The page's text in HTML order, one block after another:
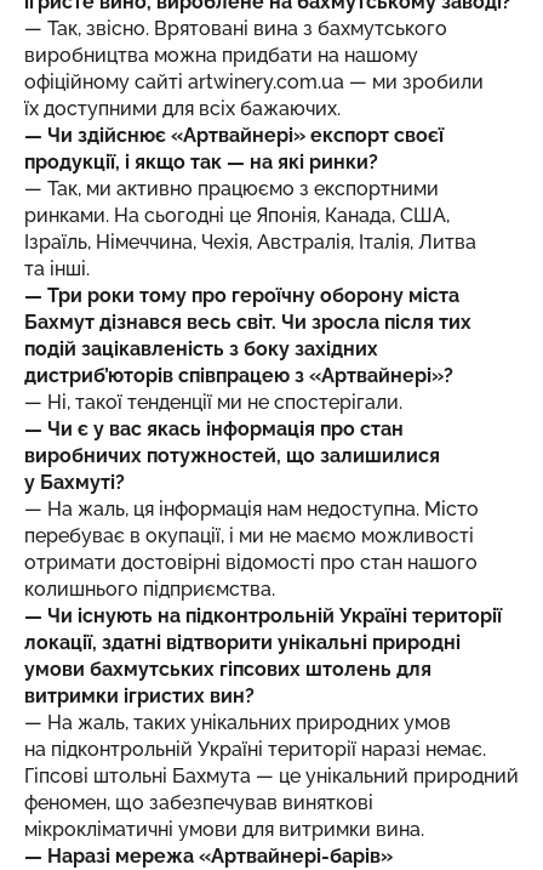
— Так, звісно. Врятовані вина з бахмутського
виробництва можна придбати на нашому
офіційному сайті artwinery.com.ua — ми зробили
їх доступними для всіх бажаючих.
— Чи здійснює «Артвайнері» експорт своєї
продукції, і якщо так — на які ринки?
— Так, ми активно працюємо з експортними
ринками. На сьогодні це Японія, Канада, США,
Ізраїль, Німеччина, Чехія, Австралія, Італія, Литва
та інші.
— Три роки тому про героїчну оборону міста
Бахмут дізнався весь світ. Чи зросла після тих
подій зацікавленість з боку західних
дистриб’юторів співпрацею з «Артвайнері»?
— Ні, такої тенденції ми не спостерігали.
— Чи є у вас якась інформація про стан
виробничих потужностей, що залишилися
у Бахмуті?
— На жаль, ця інформація нам недоступна. Місто
перебуває в окупації, і ми не маємо можливості
отримати достовірні відомості про стан нашого
колишнього підприємства.
— Чи існують на підконтрольній Україні території
локації, здатні відтворити унікальні природні
умови бахмутських гіпсових штолень для
витримки ігристих вин?
— На жаль, таких унікальних природних умов
на підконтрольній Україні території наразі немає.
Гіпсові штольні Бахмута — це унікальний природний
феномен, що забезпечував виняткові
мікрокліматичні умови для витримки вина.
— Наразі мережа «Артвайнері-барів»